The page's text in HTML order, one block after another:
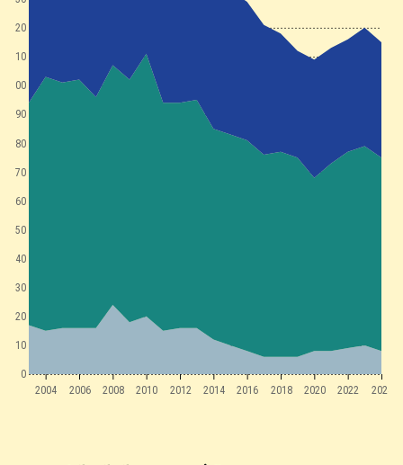
2004 2006 2008 2010 2012 2014 2016 2018 2020 2022 2024
0
10
20
30
40
50
60
70
80
90
100
110
120